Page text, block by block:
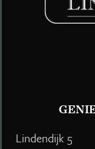
Lindendijk 5